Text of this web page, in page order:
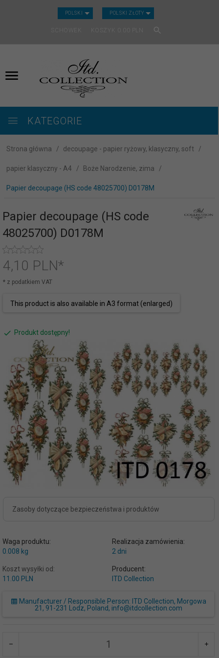
POLSKI CURRENCY_H
POLSKI ZŁOTY
SCHOWEK KOSZYK
KATEGORIE
Strona główna decoupage - papier ryżowy, klasyczny, soft
papier klasyczny - A4 Boże Narodzenie, zima
Papier decoupage (HS code 48025700) D0178M
Papier decoupage (HS code
48025700) D0178M
4,10 PLN*
* z podatkiem VAT
This product is also available in A3 format (enlarged)
Produkt dostępny!
Zasoby dotyczące bezpieczeństwa i produktów
Waga produktu:
0.008 kg
Realizacja zamówienia:
2 dni
Koszt wysyłki od:
11.00 PLN
Producent:
ITD Collection
Manufacturer / Responsible Person: ITD Collection, Morgowa
21, 91-231 Lodz, Poland, info@itdcollection.com